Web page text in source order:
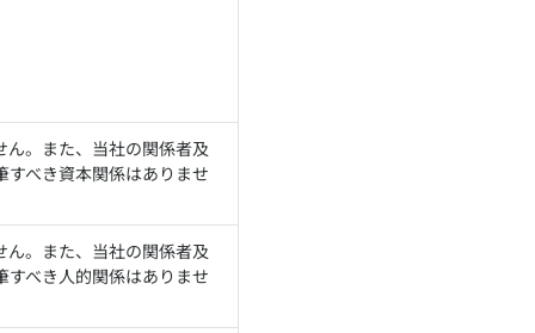
ん。また、当社の関係者及
すべき資本関係はありませ
ん。また、当社の関係者及
すべき人的関係はありませ